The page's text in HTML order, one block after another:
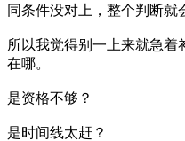
同条件没对上，整个判断就
所以我觉得别一上来就急
在哪。
是资格不够？
是时间线太赶？